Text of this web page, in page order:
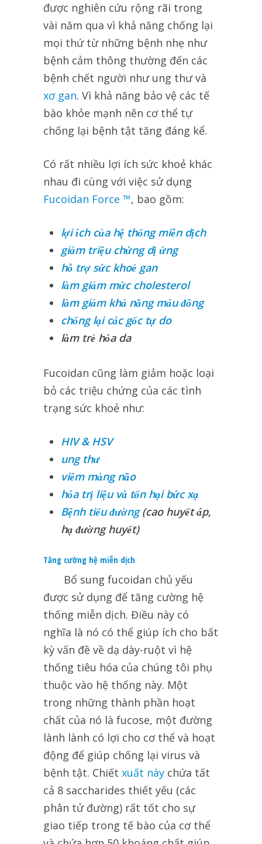
được nghiên cứu rộng rãi trong
vài năm qua vì khả năng chống lại
mọi thứ từ những bệnh nhẹ như
bệnh cảm thông thường đến các
bệnh chết người như ung thư và
xơ gan. Vì khả năng bảo vệ các tế
bào khỏe mạnh nên cơ thể tự
chống lại bệnh tật tăng đáng kể.
Có rất nhiều lợi ích sức khoẻ khác
nhau đi cùng với việc sử dụng
Fucoidan Force ™, bao gồm:
lợi ích của hệ thống miễn dịch
giảm triệu chứng dị ứng
hỗ trợ sức khoẻ gan
làm giảm mức cholesterol
làm giảm khả năng máu đông
chống lại các gốc tự do
làm trẻ hóa da
Fucoidan cũng làm giảm hoặc loại
bỏ các triệu chứng của các tình
trạng sức khoẻ như:
HIV & HSV
ung thư
viêm màng não
hóa trị liệu và tổn hại bức xạ
Bệnh tiểu đường(cao huyết áp,
hạ đường huyết)
Tăng cường hệ miễn dịch
Bổ sung fucoidan chủ yếu
được sử dụng để tăng cường hệ
thống miễn dịch. Điều này có
nghĩa là nó có thể giúp ích cho bất
kỳ vấn đề về dạ dày-ruột vì hệ
thống tiêu hóa của chúng tôi phụ
thuộc vào hệ thống này. Một
trong những thành phần hoạt
chất của nó là fucose, một đường
lành lành có lợi cho cơ thể và hoạt
động để giúp chống lại virus và
bệnh tật. Chiết xuất này chứa tất
cả 8 saccharides thiết yếu (các
phân tử đường) rất tốt cho sự
giao tiếp trong tế bào của cơ thể